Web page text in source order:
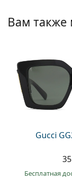
Prada
Вам также
Gucci
Бесплатная